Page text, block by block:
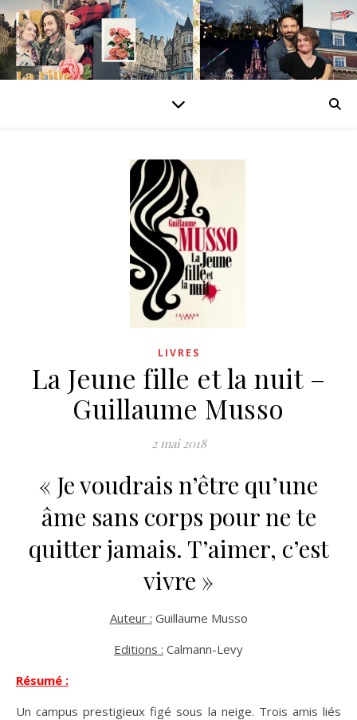
LIVRES
La Jeune fille et la nuit –
Guillaume Musso
2 mai 2018
« Je voudrais n’être qu’une
âme sans corps pour ne te
quitter jamais. T’aimer, c’est
vivre »
Auteur : Guillaume Musso
Editions : Calmann-Levy
Résumé :
Un campus prestigieux figé sous la neige. Trois amis liés